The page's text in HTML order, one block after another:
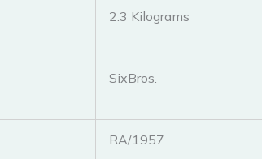
‎2.3 Kilograms
‎SixBros.
‎RA/1957